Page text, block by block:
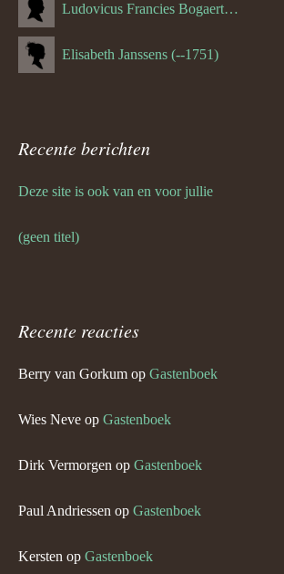
Ludovicus Francies Bogaert (--1825)
Elisabeth Janssens (--1751)
Recente berichten
Deze site is ook van en voor jullie
(geen titel)
Recente reacties
Berry van Gorkum op Gastenboek
Wies Neve op Gastenboek
Dirk Vermorgen op Gastenboek
Paul Andriessen op Gastenboek
Kersten op Gastenboek